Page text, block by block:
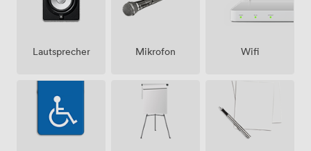
Lautsprecher Mikrofon Wifi